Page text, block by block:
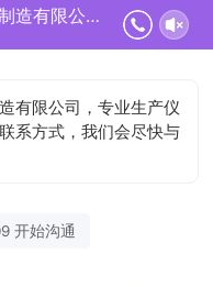
安徽省锐凌计量器制造有限公司正在为您服务
有限公司，专业生产仪
系方式，我们会尽快与
开始沟通